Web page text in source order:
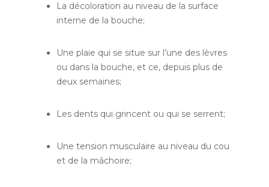
La décoloration au niveau de la surface
interne de la bouche;
Une plaie qui se situe sur l’une des lèvres
ou dans la bouche, et ce, depuis plus de
deux semaines;
Les dents qui grincent ou qui se serrent;
Une tension musculaire au niveau du cou
et de la mâchoire;